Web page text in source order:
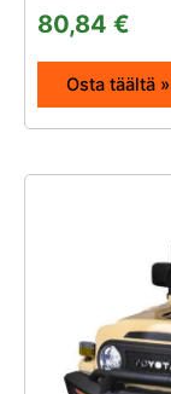
80,84 €
Osta täältä »